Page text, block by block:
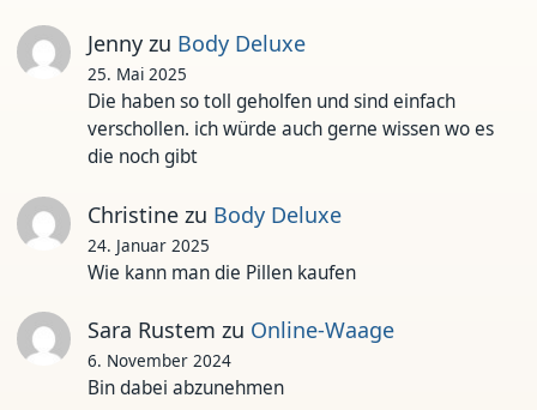
Jennyzu Body Deluxe
25. Mai 2025
Die haben so toll geholfen und sind einfach
verschollen. ich würde auch gerne wissen wo es
die noch gibt
Christinezu Body Deluxe
24. Januar 2025
Wie kann man die Pillen kaufen
Sara Rustem zu Online-Waage
6. November 2024
Bin dabei abzunehmen